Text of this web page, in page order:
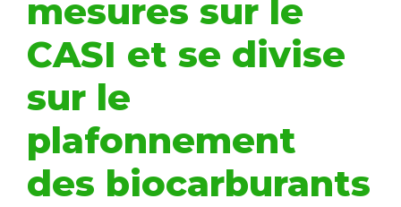
mesures sur le
CASI et se divise
sur le
plafonnement
des biocarburants